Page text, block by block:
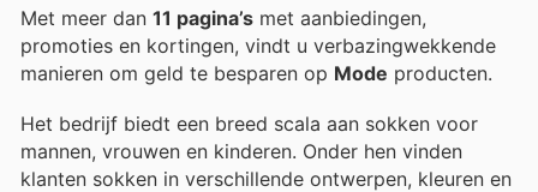
Met meer dan 11 pagina’s met aanbiedingen,
promoties en kortingen, vindt u verbazingwekkende
manieren om geld te besparen op Mode producten.
Het bedrijf biedt een breed scala aan sokken voor
mannen, vrouwen en kinderen. Onder hen vinden
klanten sokken in verschillende ontwerpen, kleuren en